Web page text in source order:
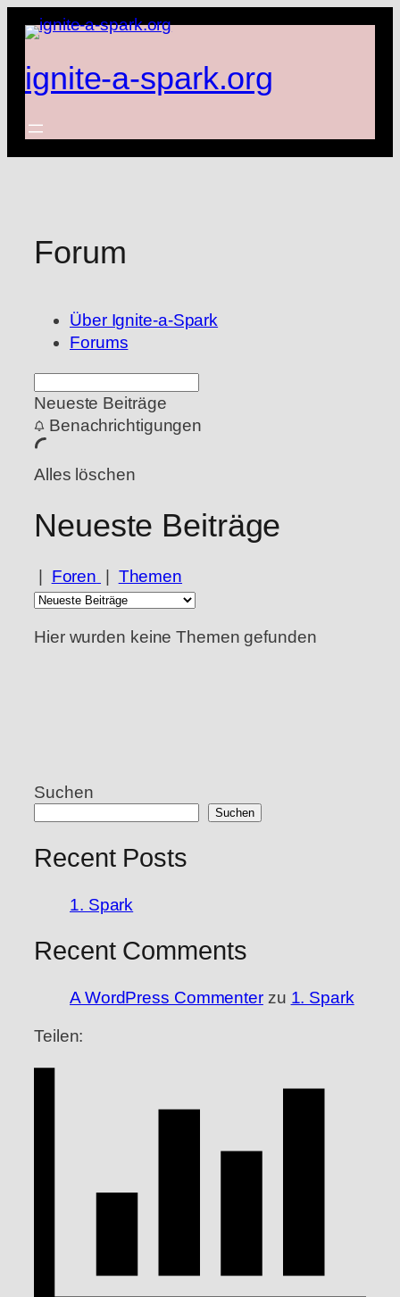
Zum
Inhalt
springen
ignite-a-spark.org
Forum
Über Ignite-a-Spark
Forums
Neueste Beiträge
Benachrichtigungen
Alles löschen
Neueste Beiträge
| Foren | Themen
Hier wurden keine Themen gefunden
Suchen
Suchen
Recent Posts
1. Spark
Recent Comments
A WordPress Commenterzu 1. Spark
Teilen: